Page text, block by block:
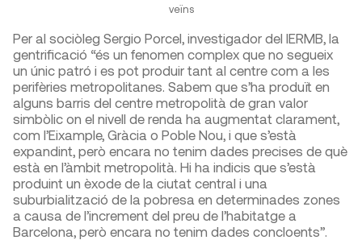
veïns
Per al sociòleg Sergio Porcel, investigador del IERMB, la
gentrificació “és un fenomen complex que no segueix
un únic patró i es pot produir tant al centre com a les
perifèries metropolitanes. Sabem que s’ha produït en
alguns barris del centre metropolità de gran valor
simbòlic on el nivell de renda ha augmentat clarament,
com l’Eixample, Gràcia o Poble Nou, i que s’està
expandint, però encara no tenim dades precises de què
està en l’àmbit metropolità. Hi ha indicis que s’està
produint un èxode de la ciutat central i una
suburbialització de la pobresa en determinades zones
a causa de l’increment del preu de l’habitatge a
Barcelona, però encara no tenim dades concloents”.